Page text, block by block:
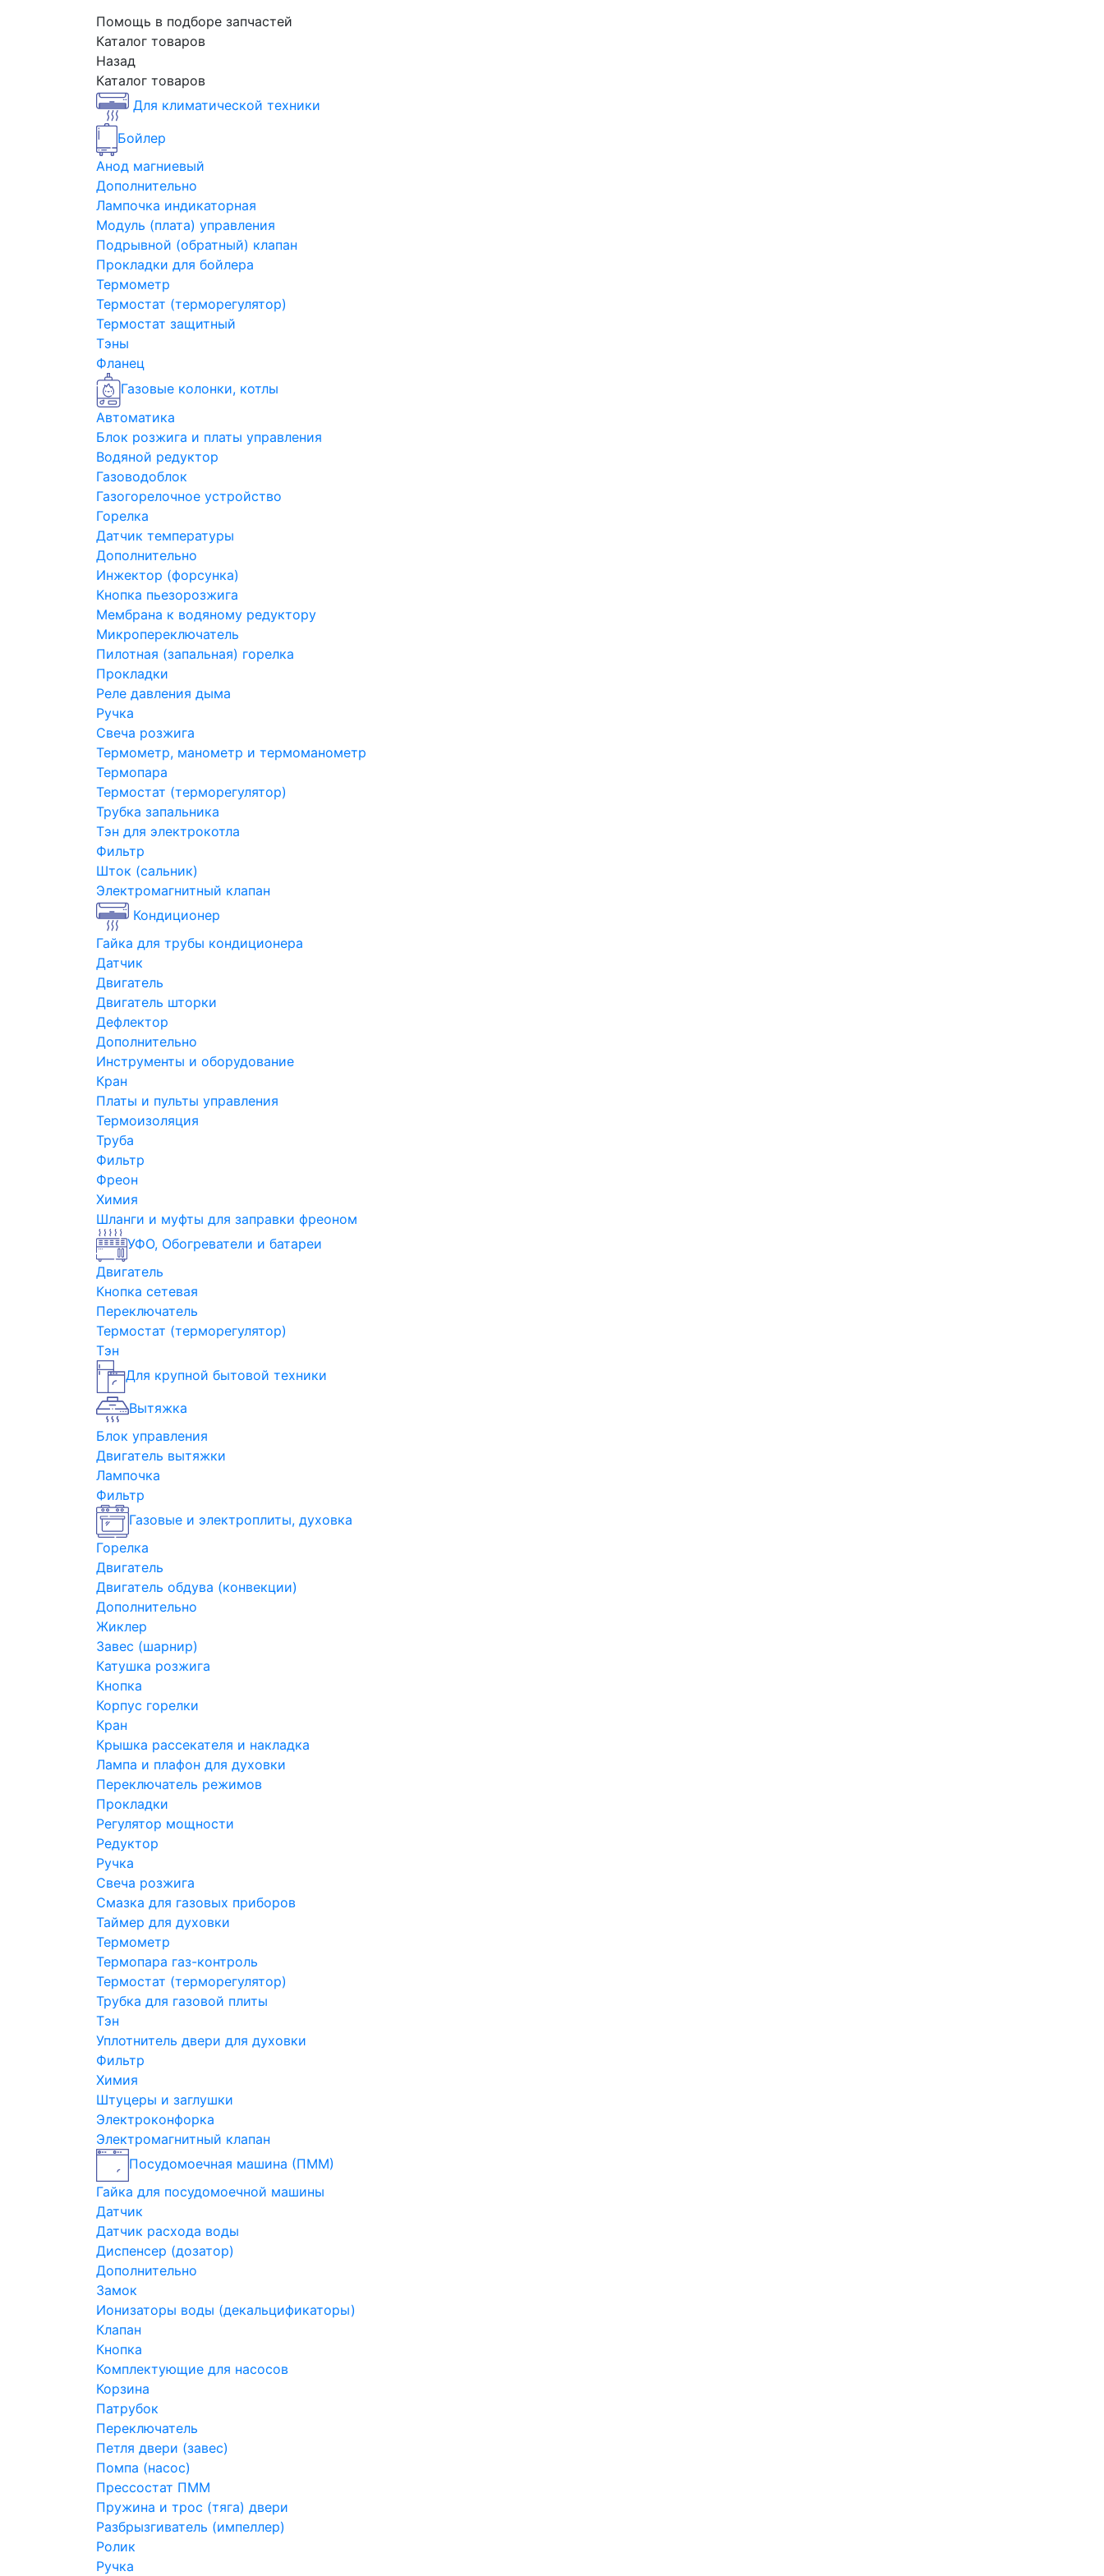
Помощь в подборе запчастей
Каталог товаров
Назад
Каталог товаров
Для климатической техники
Бойлер
Анод магниевый
Дополнительно
Лампочка индикаторная
Модуль (плата) управления
Подрывной (обратный) клапан
Прокладки для бойлера
Термометр
Термостат (терморегулятор)
Термостат защитный
Тэны
Фланец
Газовые колонки, котлы
Автоматика
Блок розжига и платы управления
Водяной редуктор
Газоводоблок
Газогорелочное устройство
Горелка
Датчик температуры
Дополнительно
Инжектор (форсунка)
Кнопка пьезорозжига
Мембрана к водяному редуктору
Микропереключатель
Пилотная (запальная) горелка
Прокладки
Реле давления дыма
Ручка
Свеча розжига
Термометр, манометр и термоманометр
Термопара
Термостат (терморегулятор)
Трубка запальника
Тэн для электрокотла
Фильтр
Шток (сальник)
Электромагнитный клапан
Кондиционер
Гайка для трубы кондиционера
Датчик
Двигатель
Двигатель шторки
Дефлектор
Дополнительно
Инструменты и оборудование
Кран
Платы и пульты управления
Термоизоляция
Труба
Фильтр
Фреон
Химия
Шланги и муфты для заправки фреоном
УФО, Обогреватели и батареи
Двигатель
Кнопка сетевая
Переключатель
Термостат (терморегулятор)
Тэн
Для крупной бытовой техники
Вытяжка
Блок управления
Двигатель вытяжки
Лампочка
Фильтр
Газовые и электроплиты, духовка
Горелка
Двигатель
Двигатель обдува (конвекции)
Дополнительно
Жиклер
Завес (шарнир)
Катушка розжига
Кнопка
Корпус горелки
Кран
Крышка рассекателя и накладка
Лампа и плафон для духовки
Переключатель режимов
Прокладки
Регулятор мощности
Редуктор
Ручка
Свеча розжига
Смазка для газовых приборов
Таймер для духовки
Термометр
Термопара газ-контроль
Термостат (терморегулятор)
Трубка для газовой плиты
Тэн
Уплотнитель двери для духовки
Фильтр
Химия
Штуцеры и заглушки
Электроконфорка
Электромагнитный клапан
Посудомоечная машина (ПММ)
Гайка для посудомоечной машины
Датчик
Датчик расхода воды
Диспенсер (дозатор)
Дополнительно
Замок
Ионизаторы воды (декальцификаторы)
Клапан
Кнопка
Комплектующие для насосов
Корзина
Патрубок
Переключатель
Петля двери (завес)
Помпа (насос)
Преcсостат ПММ
Пружина и трос (тяга) двери
Разбрызгиватель (импеллер)
Ролик
Ручка